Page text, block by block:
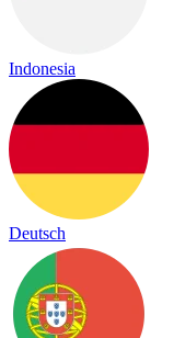
Indonesia
Deutsch